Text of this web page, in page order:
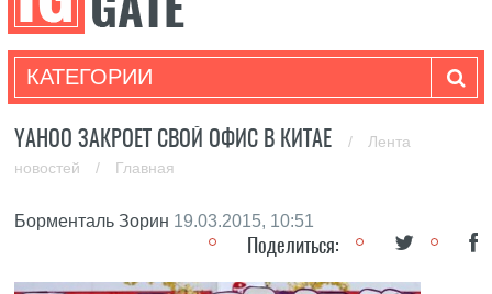
КАТЕГОРИИ
YAHOO ЗАКРОЕТ СВОЙ ОФИС В КИТАЕ /
Лента
новостей
/ Главная
Борменталь Зорин 19.03.2015, 10:51
Поделиться: